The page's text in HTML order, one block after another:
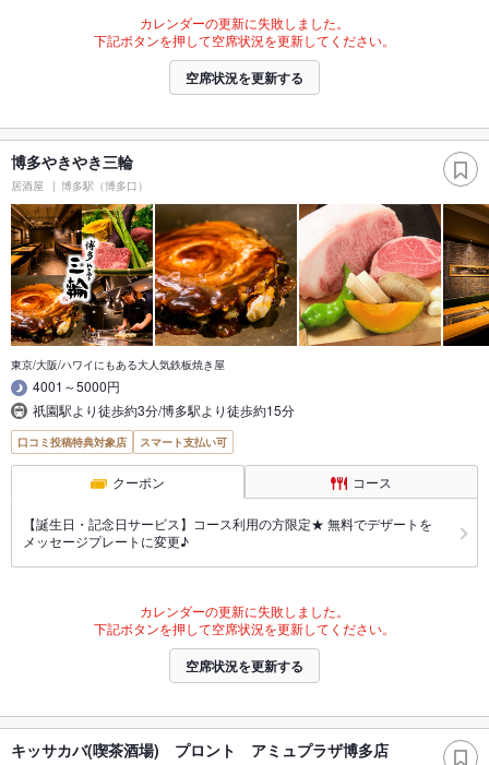
カレンダーの更新に失敗しました。
下記ボタンを押して空席状況を更新してください。
空席状況を更新する
博多やきやき三輪
居酒屋 博多駅（博多口）
東京/大阪/ハワイにもある大人気鉄板焼き屋
4001～5000円
祇園駅より徒歩約3分/博多駅より徒歩約15分
口コミ投稿特典対象店 スマート支払い可
クーポン コース
【誕生日・記念日サービス】コース利用の方限定★ 無料でデザートを
メッセージプレートに変更♪
カレンダーの更新に失敗しました。
下記ボタンを押して空席状況を更新してください。
空席状況を更新する
キッサカバ(喫茶酒場) プロント アミュプラザ博多店